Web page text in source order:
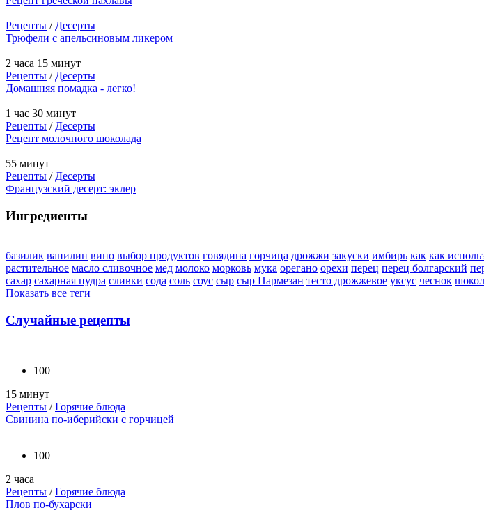
Рецепты /Десерты
Трюфели с апельсиновым ликером
2 часа 15 минут
Рецепты /Десерты
Домашняя помадка - легко!
1 час 30 минут
Рецепты /Десерты
Рецепт молочного шоколада
55 минут
Рецепты /Десерты
Французский десерт: эклер
Ингредиенты
базилик ванилин вино выбор продуктов говядина горчица дрожжи закуски имбирь как как
растительное масло сливочное мед молоко морковь мука орегано орехи перец перец болгарский
сахар сахарная пудра сливки сода соль соус сыр сыр Пармезан тесто дрожжевое уксус чеснок
Показать все теги
Случайные рецепты
100
15 минут
Рецепты /Горячие блюда
Свинина по-иберийски с горчицей
100
2 часа
Рецепты /Горячие блюда
Плов по-бухарски